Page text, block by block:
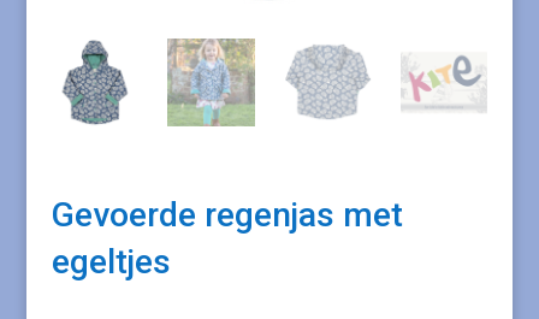
Gevoerde regenjas met
egeltjes